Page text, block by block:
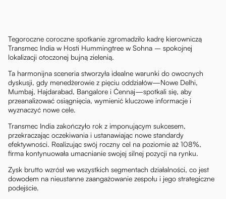
Tegoroczne coroczne spotkanie zgromadziło kadrę kierowniczą
Transmec India w Hosti Hummingtree w Sohna – spokojnej
lokalizacji otoczonej bujną zielenią.
Ta harmonijna sceneria stworzyła idealne warunki do owocnych
dyskusji, gdy menedżerowie z pięciu oddziałów—Nowe Delhi,
Mumbaj, Hajdarabad, Bangalore i Ćennaj—spotkali się, aby
przeanalizować osiągnięcia, wymienić kluczowe informacje i
wyznaczyć nowe cele.
Transmec India zakończyło rok z imponującym sukcesem,
przekraczając oczekiwania i ustanawiając nowe standardy
efektywności. Realizując swój roczny cel na poziomie aż 108%,
firma kontynuowała umacnianie swojej silnej pozycji na rynku.
Zysk brutto wzrósł we wszystkich segmentach działalności, co jest
dowodem na nieustanne zaangażowanie zespołu i jego strategiczne
podejście.